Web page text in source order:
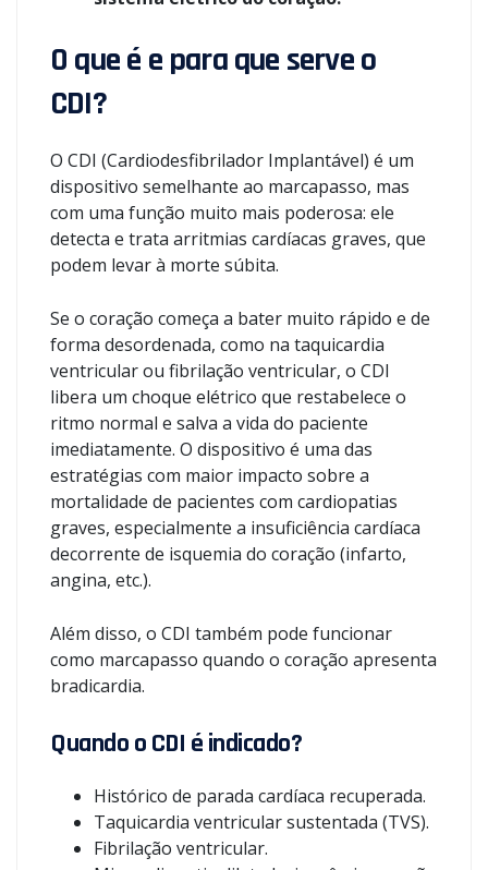
O que é e para que serve o
CDI?
O CDI (Cardiodesfibrilador Implantável) é um
dispositivo semelhante ao marcapasso, mas
com uma função muito mais poderosa: ele
detecta e trata arritmias cardíacas graves, que
podem levar à morte súbita.
Se o coração começa a bater muito rápido e de
forma desordenada, como na taquicardia
ventricular ou fibrilação ventricular, o CDI
libera um choque elétrico que restabelece o
ritmo normal e salva a vida do paciente
imediatamente. O dispositivo é uma das
estratégias com maior impacto sobre a
mortalidade de pacientes com cardiopatias
graves, especialmente a insuficiência cardíaca
decorrente de isquemia do coração (infarto,
angina, etc.).
Além disso, o CDI também pode funcionar
como marcapasso quando o coração apresenta
bradicardia.
Quando o CDI é indicado?
Histórico de parada cardíaca recuperada.
Taquicardia ventricular sustentada (TVS).
Fibrilação ventricular.